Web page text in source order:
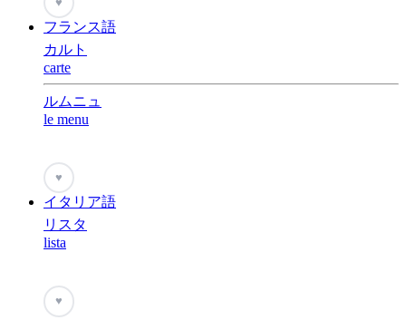
フランス語
カルト
carte
ルムニュ
le menu
♥
イタリア語
リスタ
lista
♥